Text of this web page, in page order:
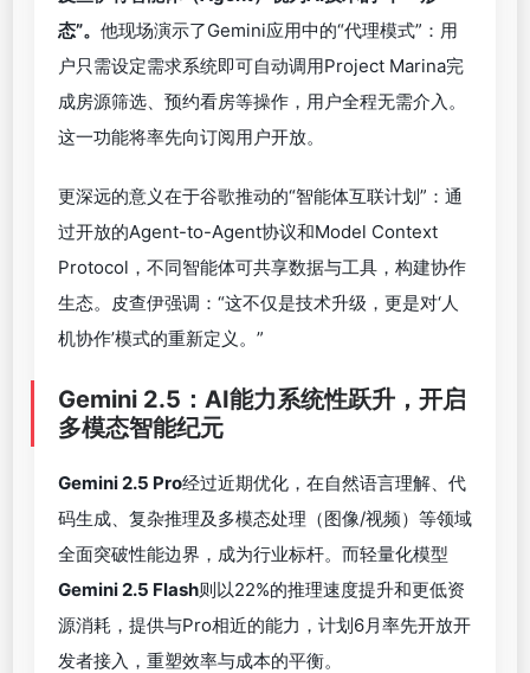
态”。 他现场演示了Gemini应用中的“代理模式”：用
户只需设定需求系统即可自动调用Project Marina完
成房源筛选、预约看房等操作，用户全程无需介入。
这一功能将率先向订阅用户开放。
更深远的意义在于谷歌推动的“智能体互联计划”：通
过开放的Agent-to-Agent协议和Model Context
Protocol，不同智能体可共享数据与工具，构建协作
生态。皮查伊强调：“这不仅是技术升级，更是对‘人
机协作’模式的重新定义。”
Gemini 2.5 ： AI能力系统性跃升，开启
多模态智能纪元
Gemini 2.5 Pro经过近期优化，在自然语言理解、代
码生成、复杂推理及多模态处理（图像/视频）等领域
全面突破性能边界，成为行业标杆。而轻量化模型
Gemini 2.5 Flash则以22%的推理速度提升和更低资
源消耗，提供与Pro相近的能力，计划6月率先开放开
发者接入，重塑效率与成本的平衡。